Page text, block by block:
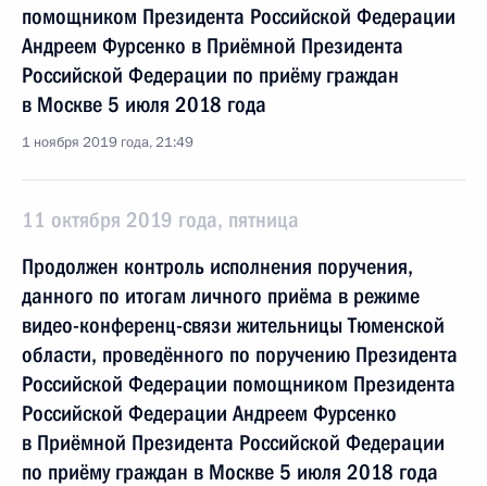
помощником Президента Российской Федерации
Андреем Фурсенко в Приёмной Президента
Российской Федерации по приёму граждан
в Москве 5 июля 2018 года
1 ноября 2019 года, 21:49
11 октября 2019 года, пятница
Продолжен контроль исполнения поручения,
данного по итогам личного приёма в режиме
видео-конференц-связи жительницы Тюменской
области, проведённого по поручению Президента
Российской Федерации помощником Президента
Российской Федерации Андреем Фурсенко
в Приёмной Президента Российской Федерации
по приёму граждан в Москве 5 июля 2018 года